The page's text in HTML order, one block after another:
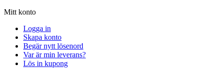
Mitt konto
Logga in
Skapa konto
Begär nytt lösenord
Var är min leverans?
Lös in kupong